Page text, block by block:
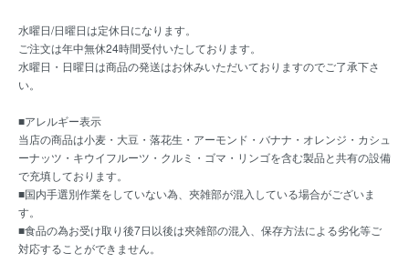
水曜日/日曜日は定休日になります。
ご注文は年中無休24時間受付いたしております。
水曜日・日曜日は商品の発送はお休みいただいておりますのでご了承下さ
い。
■アレルギー表示
当店の商品は小麦・大豆・落花生・アーモンド・バナナ・オレンジ・カシュ
ーナッツ・キウイフルーツ・クルミ・ゴマ・リンゴを含む製品と共有の設備
で充填しております。
■国内手選別作業をしていない為、夾雑部が混入している場合がございま
す。
■食品の為お受け取り後7日以後は夾雑部の混入、保存方法による劣化等ご
対応することができません。